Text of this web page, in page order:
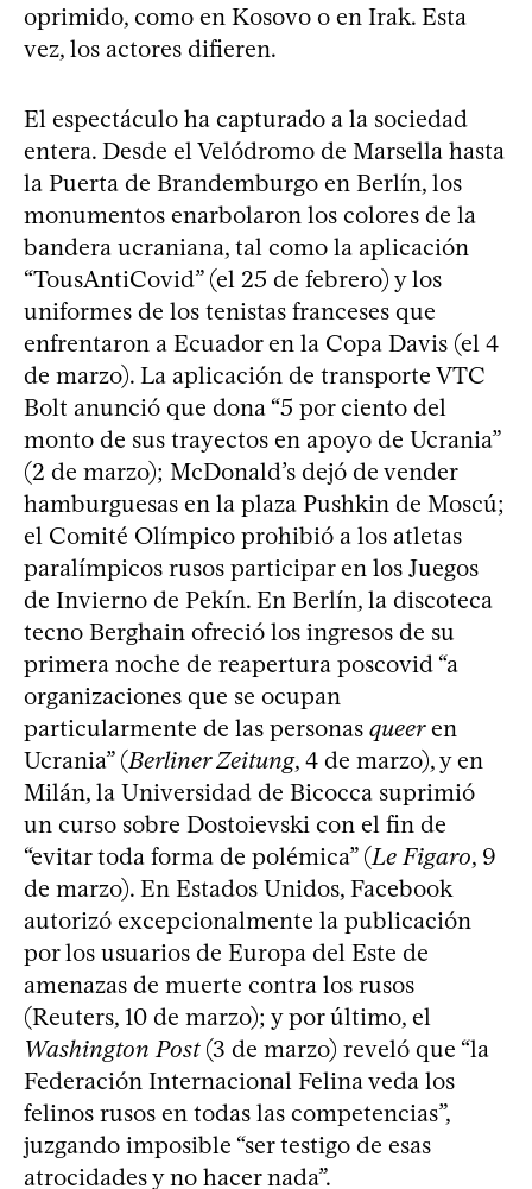
oprimido, como en Kosovo o en Irak. Esta
vez, los actores difieren.
El espectáculo ha capturado a la sociedad
entera. Desde el Velódromo de Marsella hasta
la Puerta de Brandemburgo en Berlín, los
monumentos enarbolaron los colores de la
bandera ucraniana, tal como la aplicación
“TousAntiCovid” (el 25 de febrero) y los
uniformes de los tenistas franceses que
enfrentaron a Ecuador en la Copa Davis (el 4
de marzo). La aplicación de transporte VTC
Bolt anunció que dona “5 por ciento del
monto de sus trayectos en apoyo de Ucrania”
(2 de marzo); McDonald’s dejó de vender
hamburguesas en la plaza Pushkin de Moscú;
el Comité Olímpico prohibió a los atletas
paralímpicos rusos participar en los Juegos
de Invierno de Pekín. En Berlín, la discoteca
tecno Berghain ofreció los ingresos de su
primera noche de reapertura poscovid “a
organizaciones que se ocupan
particularmente de las personas queeren
Ucrania” (Berliner Zeitung, 4 de marzo), y en
Milán, la Universidad de Bicocca suprimió
un curso sobre Dostoievski con el fin de
“evitar toda forma de polémica” (Le Figaro, 9
de marzo). En Estados Unidos, Facebook
autorizó excepcionalmente la publicación
por los usuarios de Europa del Este de
amenazas de muerte contra los rusos
(Reuters, 10 de marzo); y por último, el
Washington Post(3 de marzo) reveló que “la
Federación Internacional Felina veda los
felinos rusos en todas las competencias”,
juzgando imposible “ser testigo de esas
atrocidades y no hacer nada”.